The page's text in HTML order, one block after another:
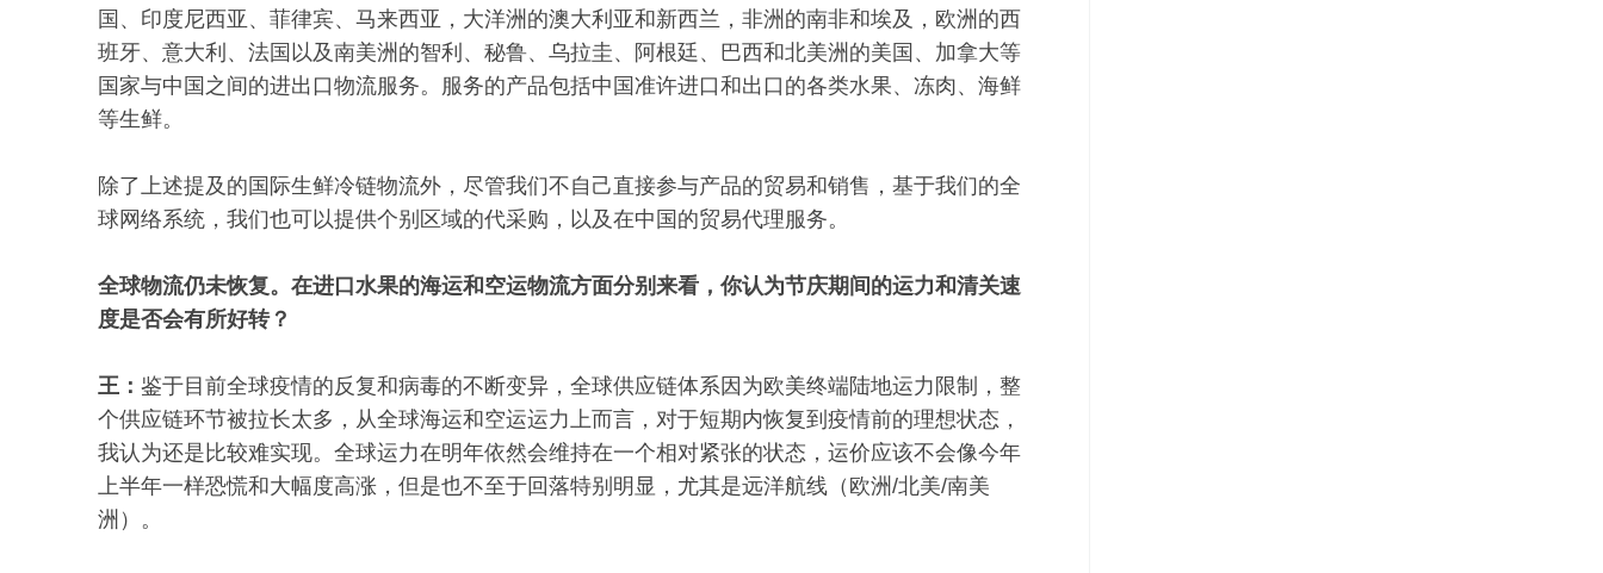
国、印度尼西亚、菲律宾、马来西亚，大洋洲的澳大利亚和新西兰，非洲的南非和埃及，欧洲的西
班牙、意大利、法国以及南美洲的智利、秘鲁、乌拉圭、阿根廷、巴西和北美洲的美国、加拿大等
国家与中国之间的进出口物流服务。服务的产品包括中国准许进口和出口的各类水果、冻肉、海鲜
等生鲜。
除了上述提及的国际生鲜冷链物流外，尽管我们不自己直接参与产品的贸易和销售，基于我们的全
球网络系统，我们也可以提供个别区域的代采购，以及在中国的贸易代理服务。
全球物流仍未恢复。在进口水果的海运和空运物流方面分别来看，你认为节庆期间的运力和清关速
度是否会有所好转？
王： 鉴于目前全球疫情的反复和病毒的不断变异，全球供应链体系因为欧美终端陆地运力限制，整
个供应链环节被拉长太多，从全球海运和空运运力上而言，对于短期内恢复到疫情前的理想状态，
我认为还是比较难实现。全球运力在明年依然会维持在一个相对紧张的状态，运价应该不会像今年
上半年一样恐慌和大幅度高涨，但是也不至于回落特别明显，尤其是远洋航线（欧洲/北美/南美
洲）。